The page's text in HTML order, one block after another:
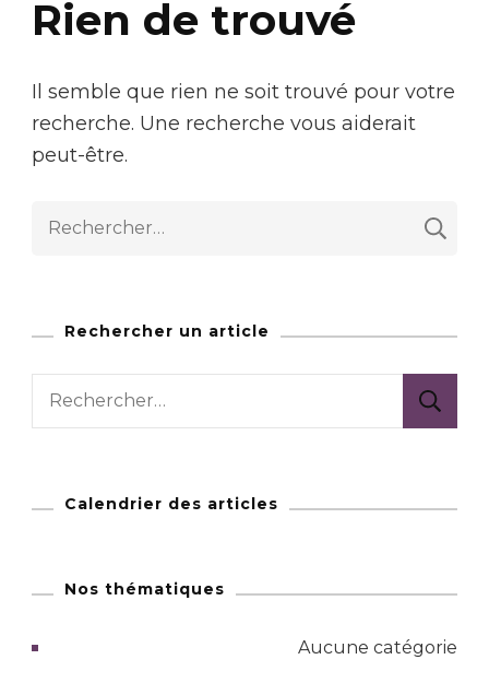
Rien de trouvé
Il semble que rien ne soit trouvé pour votre
recherche. Une recherche vous aiderait
peut-être.
Rechercher :
Rechercher un article
Rechercher :
Calendrier des articles
Nos thématiques
Aucune catégorie